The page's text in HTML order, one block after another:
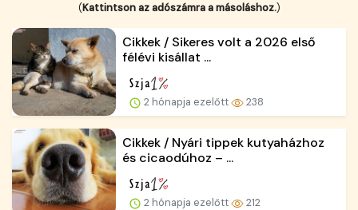
(Kattintson az adószámra a másoláshoz.)
Cikkek / Sikeres volt a 2026 első
félévi kisállat ...
2 hónapja ezelőtt 238
Cikkek / Nyári tippek kutyaházhoz
és cicaodúhoz – ...
2 hónapja ezelőtt 212